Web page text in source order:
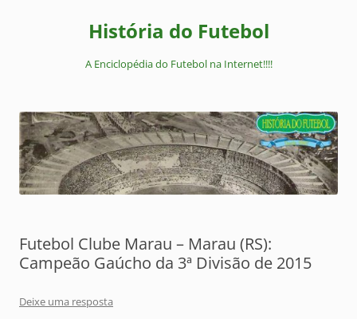
História do Futebol
A Enciclopédia do Futebol na Internet!!!!
Futebol Clube Marau – Marau (RS):
Campeão Gaúcho da 3ª Divisão de 2015
Deixe uma resposta